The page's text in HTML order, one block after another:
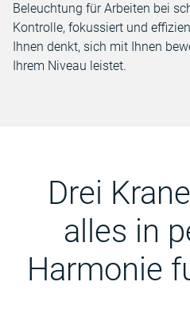
Beleuchtung für Arbeiten bei
Kontrolle, fokussiert und
Ihnen denkt, sich mit Ihnen
Ihrem Niveau leistet.
Drei
alles in
Harmonie